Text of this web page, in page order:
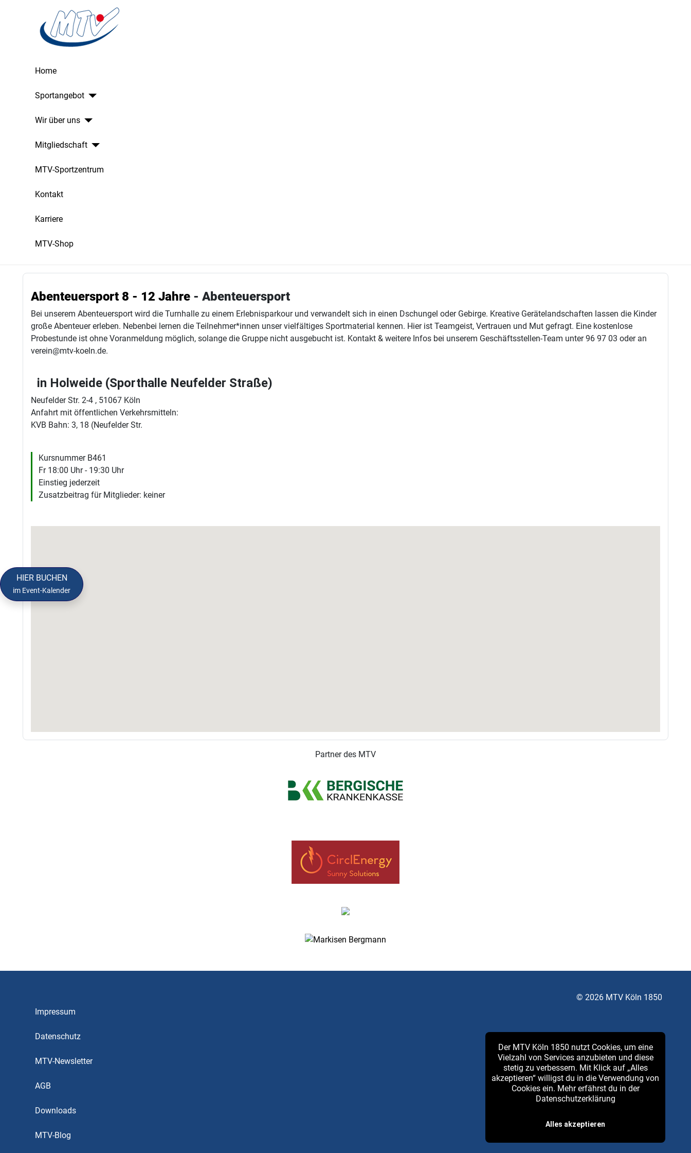
Home
Sportangebot
Wir über uns
Mitgliedschaft
MTV-Sportzentrum
Kontakt
Karriere
MTV-Shop
Abenteuersport 8 - 12 Jahre - Abenteuersport
Bei unserem Abenteuersport wird die Turnhalle zu einem Erlebnisparkour und verwandelt sich in einen Dschungel oder Gebirge. Kreative Gerätelandschaften lassen die Kinder
große Abenteuer erleben. Nebenbei lernen die Teilnehmer*innen unser vielfältiges Sportmaterial kennen. Hier ist Teamgeist, Vertrauen und Mut gefragt. Eine kostenlose
Probestunde ist ohne Voranmeldung möglich, solange die Gruppe nicht ausgebucht ist. Kontakt & weitere Infos bei unserem Geschäftsstellen-Team unter 96 97 03 oder an
verein@mtv-koeln.de.
in Holweide (Sporthalle Neufelder Straße)
Neufelder Str. 2-4 , 51067 Köln
Anfahrt mit öffentlichen Verkehrsmitteln:
KVB Bahn: 3, 18 (Neufelder Str.
Kursnummer B461
Fr 18:00 Uhr - 19:30 Uhr
Einstieg jederzeit
Zusatzbeitrag für Mitglieder: keiner
Partner des MTV
Impressum
Datenschutz
MTV-Newsletter
AGB
Downloads
MTV-Blog
© 2026 MTV Köln 1850
HIER BUCHEN
im Event-Kalender
Der MTV Köln 1850 nutzt Cookies, um eine
Vielzahl von Services anzubieten und diese
stetig zu verbessern. Mit Klick auf „Alles
akzeptieren“ willigst du in die Verwendung von
Cookies ein. Mehr erfährst du in der
Datenschutzerklärung
Alles akzeptieren